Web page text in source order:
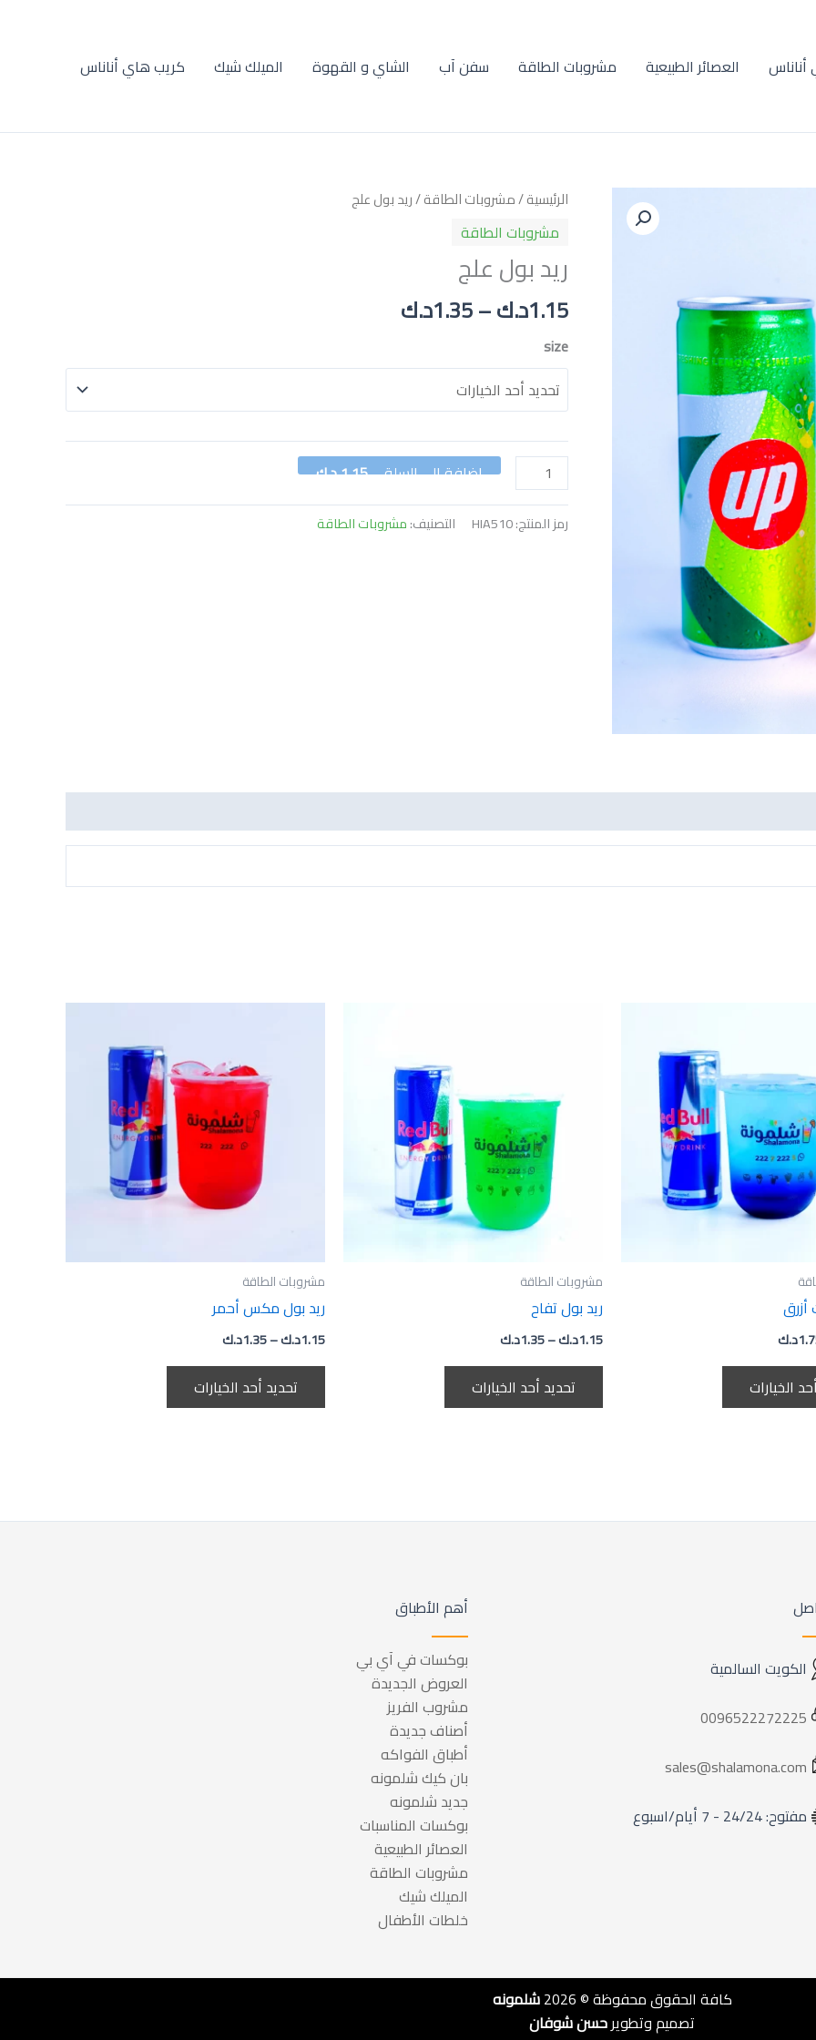
العصائر الطبيعية مشروبات الطاقة سفن آب الشاي و القهوة الميلك شيك كريب هاي أناناس
الرئيسية/مشروبات الطاقة/ ريد بول علج
مشروبات الطاقة
ريد بول علج
د.ك1.15
– د.ك1.35
نطاق
السعر:
size
كمية
بول
علج
إضافة إلى السلة 1.15 د.ك
رمز المنتج:HIA510 التصنيف:مشروبات الطاقة
أزرق
د.ك
خلال
الخيارات
من
الأشكال
المختلفة
لهذا
المنتج.
يمكن
اختيار
الخيارات
مشروبات الطاقة
ريد بول تفاح
د.ك1.15
– د.ك1.35
تحديد أحد الخيارات
من
الأشكال
المختلفة
لهذا
المنتج.
يمكن
اختيار
الخيارات
مشروبات الطاقة
ريد بول مكس أحمر
د.ك1.15
– د.ك1.35
نطاق
خلال
تحديد أحد الخيارات
من
الأشكال
المختلفة
لهذا
المنتج.
يمكن
اختيار
الكويت السالمية
0096522272225
sales@shalamona.com
مفتوح: 24/24 - 7 أيام/اسبوع
أهم الأطباق
بوكسات في آي بي
العروض الجديدة
مشروب الفريز
أصناف جديدة
أطباق الفواكه
بان كيك شلمونه
جديد شلمونه
بوكسات المناسبات
العصائر الطبيعية
مشروبات الطاقة
الميلك شيك
خلطات الأطفال
كافة الحقوق محفوظة © 2026
شلمونه
تصميم وتطويرحسن شوفان